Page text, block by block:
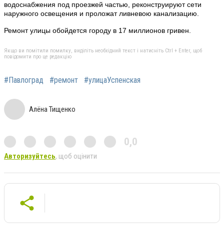
водоснабжения под проезжей частью, реконструируют сети
наружного освещения и проложат ливневою канализацию.
Ремонт улицы обойдется городу в 17 миллионов гривен.
Якщо ви помітили помилку, виділіть необхідний текст і натисніть Ctrl + Enter, щоб
повідомити про це редакцію
#Павлоград #ремонт #улицаУспенская
Алёна Тищенко
0,0
Авторизуйтесь, щоб оцінити